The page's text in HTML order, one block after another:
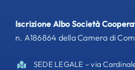
Iscrizione Albo Società
n. A186864 della Camera di
SEDE LEGALE – via